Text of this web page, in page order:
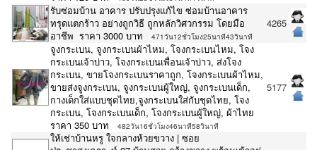
รับซ่อมบ้าน อาคาร ปรับปรุงแก้ไข ซ่อมบ้านอาคาร
ทรุดแตกร้าว อย่างถูกวิธี ถูกหลักวิศวกรรม โดยมือ
อาชีพ ราคา 3000 บาท
471วัน12ชั่วโมง25นาที43วินาที
4265
จูงกระเบน, จูงกระเบนผ้าไหม, โจงกระเบนไหม, โจง
กระเบนเจ้าบ่าว, โจงกระเบนเพื่อนเจ้าบ่าว, ส่งโจง
กระเบน, ขายโจงกระเบนราคาถูก, โจงกระเบนผ้าไหม,
ขายส่งจูงกระเบน, จูงกระเบนผู้ใหญ่, จูงกระเบนเด็ก,
กางเด็กใส่แบบชุดไทย,จูงกระเบนใส่กับชุดไทย, โจง
กระเบน, โจงกระเบนเด็ก, โจงกระเบนผู้ใหญ่, ผ้าไทย
ราคา 350 บาท
482วัน16ชั่วโมง46นาที58วินาที
5177
ให้เช่าบ้านหรู ใจกลางห้วยขวาง | ซอย